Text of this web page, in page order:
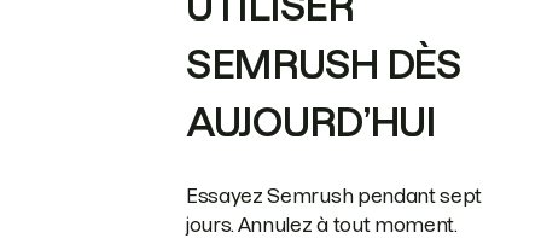
SEMRUSH DÈS
AUJOURD’HUI
Essayez Semrush pendant sept
jours. Annulez à tout moment.